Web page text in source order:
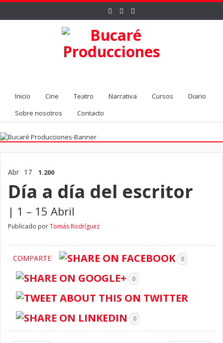
Inicio Cine Teatro Narrativa Cursos
Diario
Sobre nosotros
Contacto
Abr 17 1.200
Día a día del escritor
| 1 – 15 Abril
Publicado porTomás Rodríguez
COMPARTE 0
0
0